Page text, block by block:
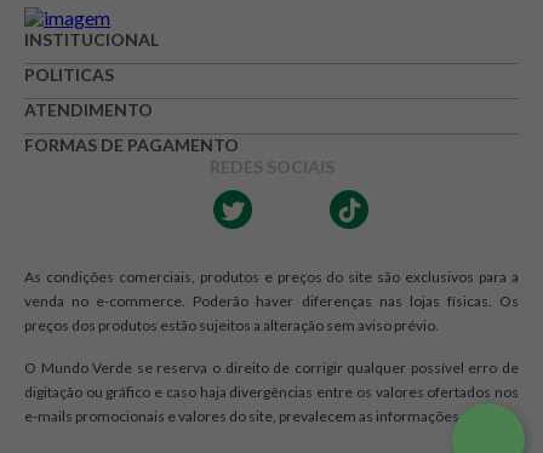
INSTITUCIONAL
POLITICAS
ATENDIMENTO
FORMAS DE PAGAMENTO
REDES SOCIAIS
As condições comerciais, produtos e preços do site são exclusivos para a
venda no e-commerce. Poderão haver diferenças nas lojas físicas. Os
preços dos produtos estão sujeitos a alteração sem aviso prévio.
O Mundo Verde se reserva o direito de corrigir qualquer possível erro de
digitação ou gráfico e caso haja divergências entre os valores ofertados nos
e-mails promocionais e valores do site, prevalecem as informações do site.